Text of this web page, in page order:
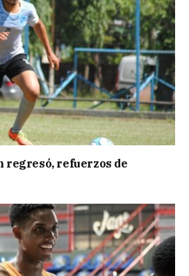
regresó, refuerzos de